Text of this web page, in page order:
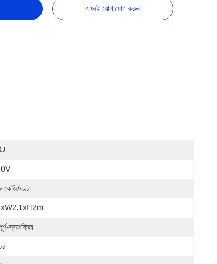
এখনই যোগাযোগ করুন
কেজি/ঘণ্টা
স্বয়ংক্রিয়